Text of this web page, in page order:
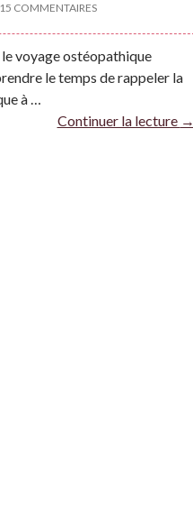
15 COMMENTAIRES
voyage ostéopathique
le temps de rappeler la
à …
Continuer la lecture →